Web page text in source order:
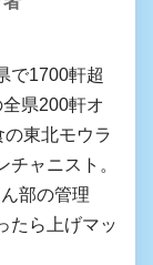
で1700軒超
県200軒オ
東北モウラ
ャニスト。
部の管理
たら上げマッ